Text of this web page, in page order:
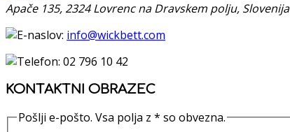
Apače 135, 2324Lovrenc na Dravskem polju, Slovenija
info@wickbett.com
02 796 10 42
KONTAKTNI OBRAZEC
Pošlji e-pošto. Vsa polja z * so obvezna.